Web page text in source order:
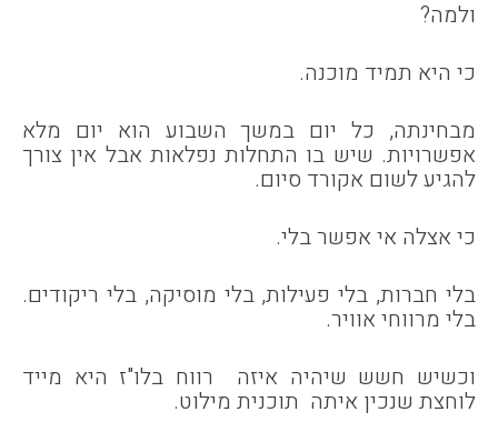
ולמה?
כי היא תמיד מוכנה.
מבחינתה, כל יום במשך השבוע הוא יום מלא
אפשרויות. שיש בו התחלות נפלאות אבל אין צורך
להגיע לשום אקורד סיום.
כי אצלה אי אפשר בלי.
בלי חברות, בלי פעילות, בלי מוסיקה, בלי ריקודים.
בלי מרווחי אוויר.
וכשיש חשש שיהיה איזה רווח בלו"ז היא מייד
לוחצת שנכין איתה תוכנית מילוט.